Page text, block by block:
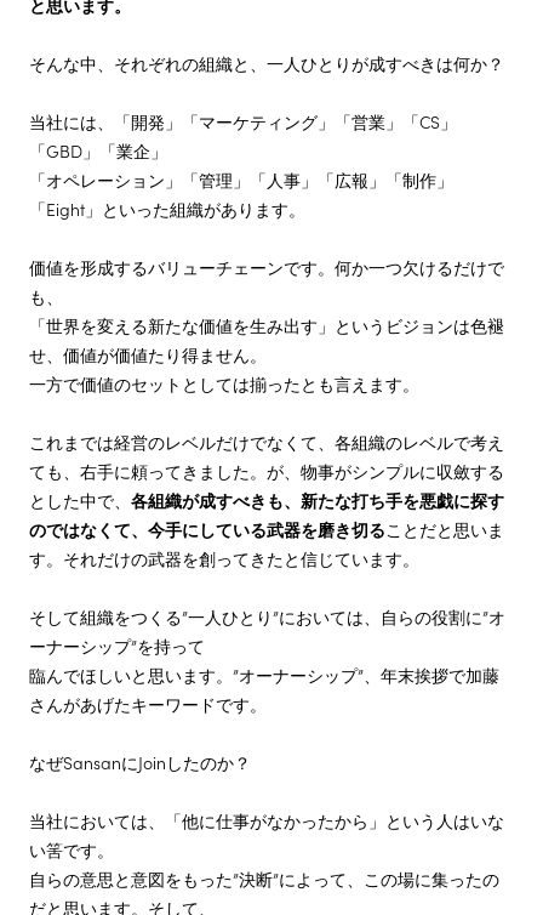
と思います。
そんな中、それぞれの組織と、一人ひとりが成すべきは何か？
当社には、「開発」「マーケティング」「営業」「CS」
「GBD」「業企」
「オペレーション」「管理」「人事」「広報」「制作」
「Eight」といった組織があります。
価値を形成するバリューチェーンです。何か一つ欠けるだけで
も、
「世界を変える新たな価値を生み出す」というビジョンは色褪
せ、価値が価値たり得ません。
一方で価値のセットとしては揃ったとも言えます。
これまでは経営のレベルだけでなくて、各組織のレベルで考え
ても、右手に頼ってきました。が、物事がシンプルに収斂する
とした中で、 各組織が成すべきも、新たな打ち手を悪戯に探す
のではなくて、今手にしている武器を磨き切ることだと思いま
す。それだけの武器を創ってきたと信じています。
そして組織をつくる”一人ひとり”においては、自らの役割に”オ
ーナーシップ”を持って
臨んでほしいと思います。”オーナーシップ”、年末挨拶で加藤
さんがあげたキーワードです。
なぜSansanにJoinしたのか？
当社においては、「他に仕事がなかったから」という人はいな
い筈です。
自らの意思と意図をもった”決断”によって、この場に集ったの
だと思います。そして、